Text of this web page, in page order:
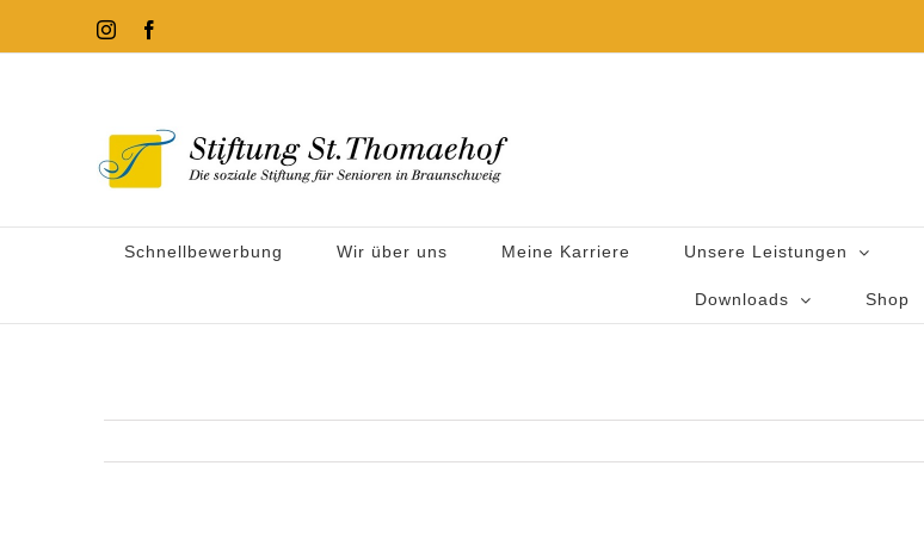
Inhalt
Instagram
Schnellbewerbung Wir über uns Meine Karriere Unsere Leistungen
Downloads Shop